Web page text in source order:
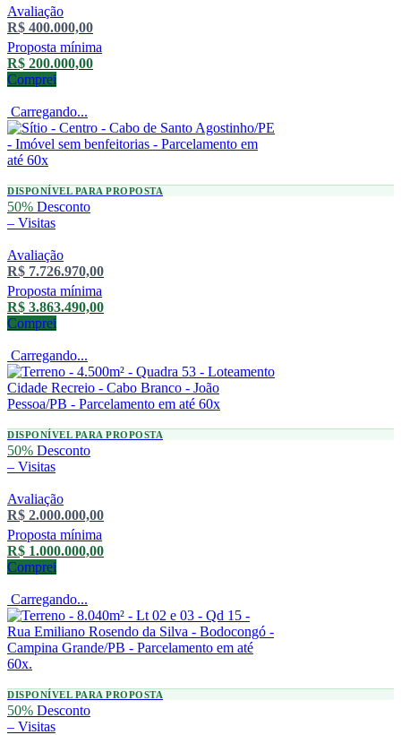
Avaliação
R$ 400.000,00
Proposta mínima
R$ 200.000,00
Comprei
Carregando...
DISPONÍVEL PARA PROPOSTA
50% Desconto
– Visitas
Avaliação
R$ 7.726.970,00
Proposta mínima
R$ 3.863.490,00
Comprei
Carregando...
DISPONÍVEL PARA PROPOSTA
50% Desconto
– Visitas
Avaliação
R$ 2.000.000,00
Proposta mínima
R$ 1.000.000,00
Comprei
Carregando...
DISPONÍVEL PARA PROPOSTA
50% Desconto
– Visitas